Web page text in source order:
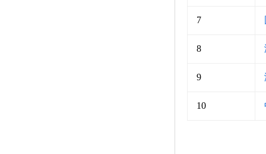
7
8
9
10